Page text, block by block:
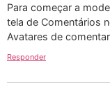
Para começar a
tela de Comentários
Avatares de
Responder